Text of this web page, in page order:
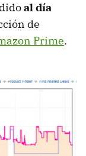
al día
de
Prime.